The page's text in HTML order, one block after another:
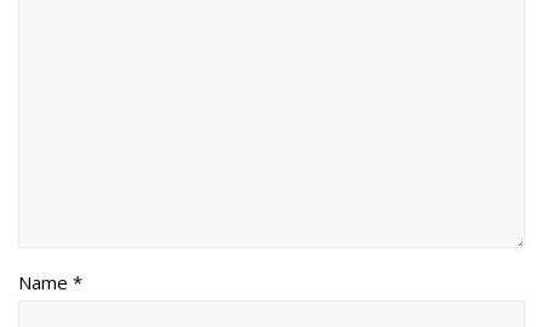
Name *